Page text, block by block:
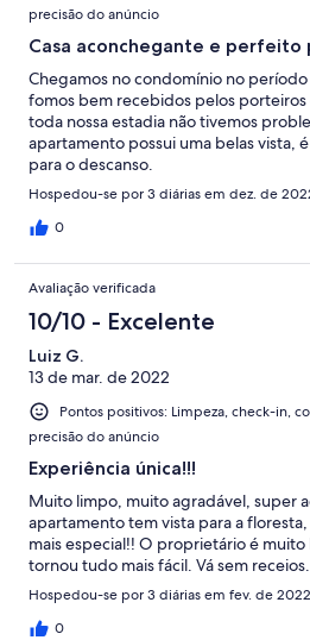
precisão do anúncio
Casa aconchegante e perfeito
Chegamos no condomínio no
fomos bem recebidos pelos
toda nossa estadia não tivemos
apartamento possui uma belas vista,
para o descanso.
Hospedou-se por 3 diárias em dez. de
0
Avaliação verificada
10/10 - Excelente
Luiz G.
13 de mar. de 2022
Pontos positivos: Limpeza, check-in,
precisão do anúncio
Experiência única!!!
Muito limpo, muito agradável, super
apartamento tem vista para a
mais especial!! O proprietário é
tornou tudo mais fácil. Vá sem
Hospedou-se por 3 diárias em fev. de 2022
0